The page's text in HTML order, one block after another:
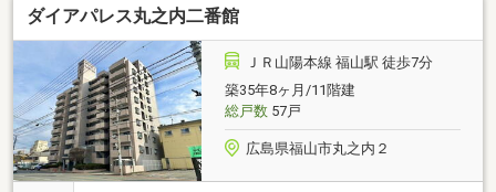
レブン 山口小郡黄金町店 徒歩4分（約300m）・マッ
クスバリュ 小郡南店 徒歩9分（約700m）・WASHハ
ウス 山口小郡黄金店 徒歩3分（約220m）
ダイアパレス丸之内二番館
ＪＲ山陽本線 福山駅 徒歩7分
築35年8ヶ月/11階建
総戸数57戸
広島県福山市丸之内２